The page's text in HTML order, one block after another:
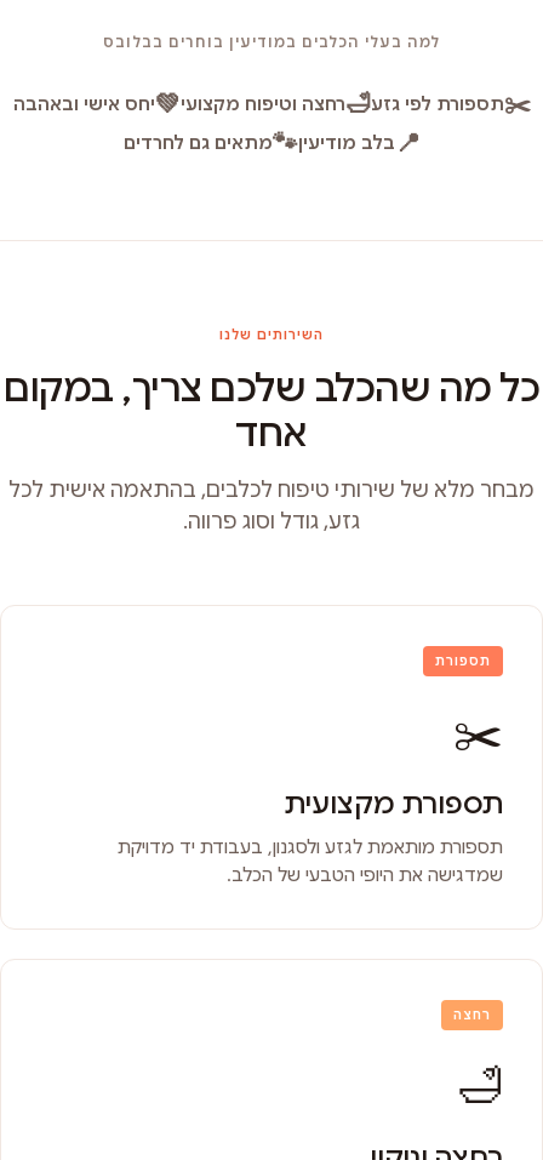
למה בעלי הכלבים במודיעין בוחרים בבלובס
✂️תספורת לפי גזע🛁רחצה וטיפוח מקצועי💚יחס אישי ובאהבה
📍 בלב מודיעין🐾מתאים גם לחרדים
השירותים שלנו
כל מה שהכלב שלכם צריך, במקום
אחד
מבחר מלא של שירותי טיפוח לכלבים, בהתאמה אישית לכל
גזע, גודל וסוג פרווה.
תספורת
✂️
תספורת מקצועית
תספורת מותאמת לגזע ולסגנון, בעבודת יד מדויקת
שמדגישה את היופי הטבעי של הכלב.
רחצה
🛁